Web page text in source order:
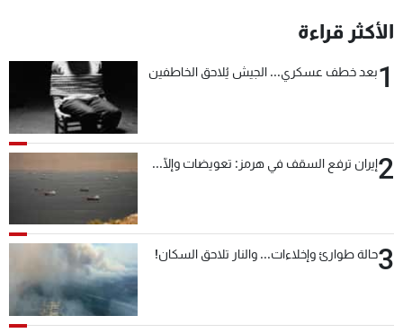
الأكثر قراءة
1بعد خطف عسكري... الجيش يُلاحق الخاطفين
2إيران ترفع السقف في هرمز: تعويضات وإلّا...
3حالة طوارئ وإخلاءات... والنار تلاحق السكان!
عن MTV
الإنـتـاج
وظائف
شروط الإسـتخدام
سياسة الخصوصية